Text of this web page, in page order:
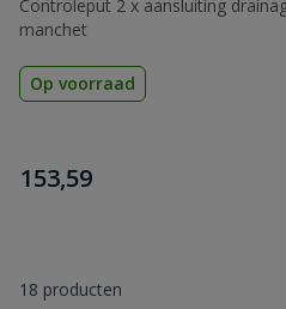
Controleput 2 x aansluiting
manchet
Op voorraad
€
153,59
18 producten